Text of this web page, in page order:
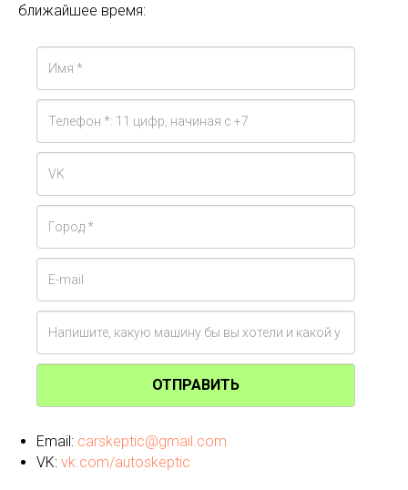
ближайшее время:
ОТПРАВИТЬ
Email: carskeptic@gmail.com
VK: vk.com/autoskeptic